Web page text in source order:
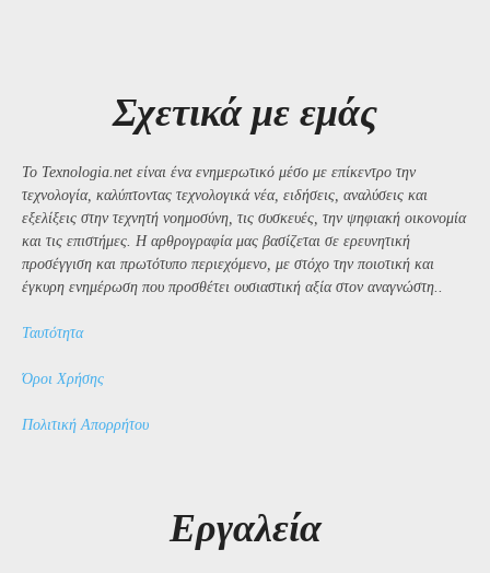
Σχετικά με εμάς
Το Texnologia.net είναι ένα ενημερωτικό μέσο με επίκεντρο την
τεχνολογία, καλύπτοντας τεχνολογικά νέα, ειδήσεις, αναλύσεις και
εξελίξεις στην τεχνητή νοημοσύνη, τις συσκευές, την ψηφιακή οικονομία
και τις επιστήμες. Η αρθρογραφία μας βασίζεται σε ερευνητική
προσέγγιση και πρωτότυπο περιεχόμενο, με στόχο την ποιοτική και
έγκυρη ενημέρωση που προσθέτει ουσιαστική αξία στον αναγνώστη..
Ταυτότητα
Όροι Χρήσης
Πολιτική Απορρήτου
Εργαλεία